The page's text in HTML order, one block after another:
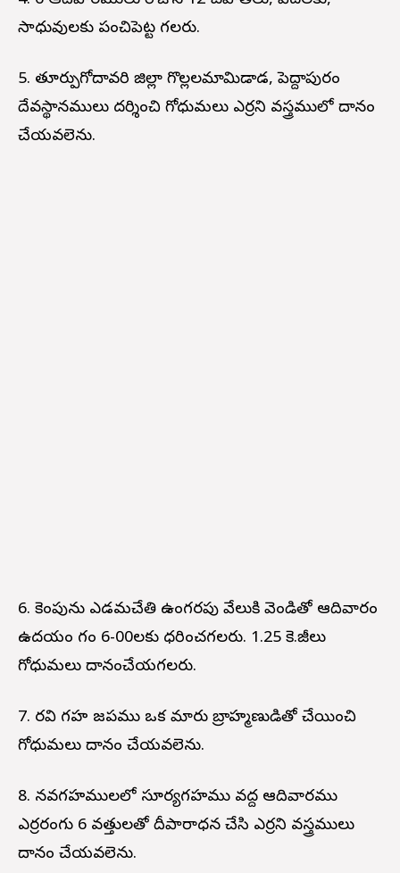
సాధువులకు పంచిపెట్ట గలరు.
5. తూర్పుగోదావరి జిల్లా గొల్లలమామిడాడ, పెద్దాపురం
దేవస్థానములు దర్శించి గోధుమలు ఎర్రని వస్త్రములో దానం
చేయవలెను.
6. కెంపును ఎడమచేతి ఉంగరపు వేలుకి వెండితో ఆదివారం
ఉదయం గం 6-00లకు ధరించగలరు. 1.25 కె.జీలు
గోధుమలు దానంచేయగలరు.
7. రవి గ్రహ జపము ఒక మారు బ్రాహ్మణుడితో చేయించి
గోధుమలు దానం చేయవలెను.
8. నవగ్రహములలో సూర్యగ్రహము వద్ద ఆదివారము
ఎర్రరంగు 6 వత్తులతో దీపారాధన చేసి ఎర్రని వస్త్రములు
దానం చేయవలెను.